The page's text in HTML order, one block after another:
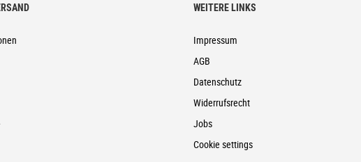
WEITERE LINKS
Impressum
AGB
Datenschutz
Widerrufsrecht
Jobs
Cookie settings